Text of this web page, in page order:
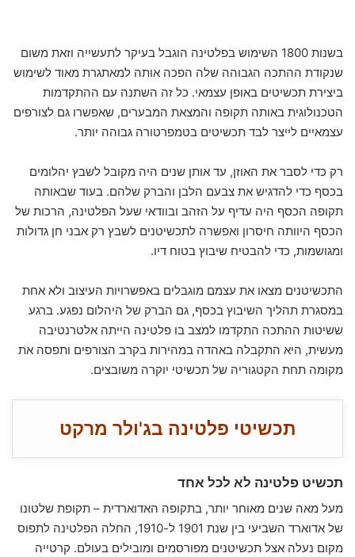
בשנות 1800 השימוש בפלטינה הוגבל בעיקר לתעשייה וזאת משום
שנקודת ההתכה הגבוהה שלה הפכה אותה למאתגרת מאוד לשימוש
ביצירת תכשיטים באופן עצמאי. כל זה השתנה עם ההתקדמות
הטכנולוגית באותה תקופה והמצאת המבערים, שאפשרו גם לצורפים
עצמאיים לייצר לבד תכשיטים בטמפרטורה גבוהה יותר.
רק כדי לסבר את האוזן, עד אותן שנים היה מקובל לשבץ יהלומים
בכסף כדי להדגיש את צבעם הלבן והברק שלהם. בעוד שבאותה
תקופה הכסף היה עדיף על הזהב ובוודאי שעל הפלטינה, הרכות של
הכסף היוותה חיסרון ואפשרה לתכשיטנים לשבץ רק אבני חן גדולות
ומגושמות, כדי להבטיח שיבוץ בטוח דיו.
התכשיטנים מצאו את עצמם מוגבלים באפשרויות העיצוב ולא אחת
במסגרת תהליך השיבוץ בכסף, גם הברק של היהלום נפגע. ברגע
ששיטות ההתכה התקדמו למצב בו פלטינה הייתה אלטרנטיבה
מעשית, היא התקבלה באהדה במהירות בקרב הצורפים ותפסה את
מקומה תחת הקטגוריה של תכשיטי יוקרה משובצים.
תכשיטי פלטינה בג'ולר מרקט
תכשיט פלטינה לא לכל אחד
מעל מאה שנים מאוחר יותר, בתקופה האדוארדית – תקופת שלטונו
של אדוארד השביעי בין שנת 1901 ל-1910, החלה הפלטינה לתפוס
מקום נעלה אצל תכשיטנים מפורסמים ומובילים בעולם. קרטייה